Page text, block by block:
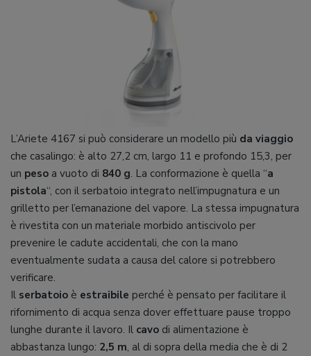
L’Ariete 4167 si può considerare un modello più da viaggio
che casalingo: è alto 27,2 cm, largo 11 e profondo 15,3, per
un peso a vuoto di 840 g. La conformazione è quella “a
pistola“, con il serbatoio integrato nell’impugnatura e un
grilletto per l’emanazione del vapore. La stessa impugnatura
è rivestita con un materiale morbido antiscivolo per
prevenire le cadute accidentali, che con la mano
eventualmente sudata a causa del calore si potrebbero
verificare.
Il serbatoio è estraibile perché è pensato per facilitare il
rifornimento di acqua senza dover effettuare pause troppo
lunghe durante il lavoro. Il cavo di alimentazione è
abbastanza lungo: 2,5 m, al di sopra della media che è di 2